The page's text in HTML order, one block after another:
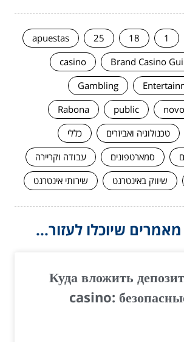
1
18
25
apuestas
Brand Casino
casino
Gambling
public
Rabona
טכנולוגיה ואביזרים
כללי
סמארטפונים
עבודה וקריירה
שיווק באינטרנט שירותי אינטרנט
שיוכלו לעזור...
Куда вложить
casino: